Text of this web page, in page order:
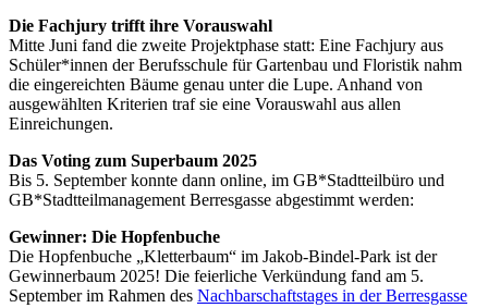
Die Fachjury trifft ihre Vorauswahl
Mitte Juni fand die zweite Projektphase statt: Eine Fachjury aus
Schüler*innen der Berufsschule für Gartenbau und Floristik nahm
die eingereichten Bäume genau unter die Lupe. Anhand von
ausgewählten Kriterien traf sie eine Vorauswahl aus allen
Einreichungen.
Das Voting zum Superbaum 2025
Bis 5. September konnte dann online, im GB*Stadtteilbüro und
GB*Stadtteilmanagement Berresgasse abgestimmt werden:
Gewinner: Die Hopfenbuche
Die Hopfenbuche „Kletterbaum“ im Jakob-Bindel-Park ist der
Gewinnerbaum 2025! Die feierliche Verkündung fand am 5.
September im Rahmen des Nachbarschaftstages in der Berresgasse